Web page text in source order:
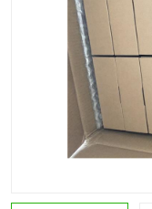
克罗地亚
魏德米勒继电器